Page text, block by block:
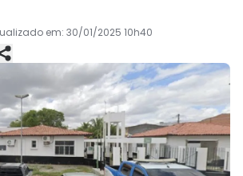
em: 30/01/2025 10h40